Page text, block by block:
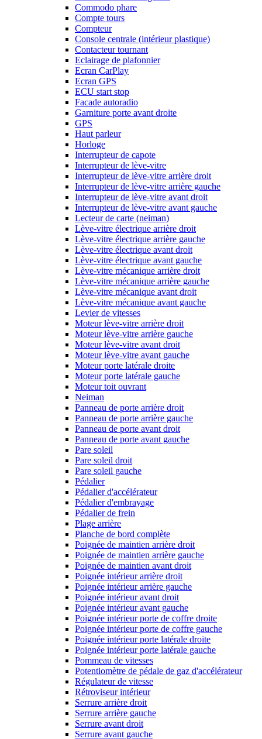
Commodo phare
Compte tours
Compteur
Console centrale (intérieur plastique)
Contacteur tournant
Eclairage de plafonnier
Ecran CarPlay
Ecran GPS
ECU start stop
Facade autoradio
Garniture porte avant droite
GPS
Haut parleur
Horloge
Interrupteur de capote
Interrupteur de lève-vitre
Interrupteur de lève-vitre arrière droit
Interrupteur de lève-vitre arrière gauche
Interrupteur de lève-vitre avant droit
Interrupteur de lève-vitre avant gauche
Lecteur de carte (neiman)
Lève-vitre électrique arrière droit
Lève-vitre électrique arrière gauche
Lève-vitre électrique avant droit
Lève-vitre électrique avant gauche
Lève-vitre mécanique arrière droit
Lève-vitre mécanique arrière gauche
Lève-vitre mécanique avant droit
Lève-vitre mécanique avant gauche
Levier de vitesses
Moteur lève-vitre arrière droit
Moteur lève-vitre arrière gauche
Moteur lève-vitre avant droit
Moteur lève-vitre avant gauche
Moteur porte latérale droite
Moteur porte latérale gauche
Moteur toit ouvrant
Neiman
Panneau de porte arrière droit
Panneau de porte arrière gauche
Panneau de porte avant droit
Panneau de porte avant gauche
Pare soleil
Pare soleil droit
Pare soleil gauche
Pédalier
Pédalier d'accélérateur
Pédalier d'embrayage
Pédalier de frein
Plage arrière
Planche de bord complète
Poignée de maintien arrière droit
Poignée de maintien arrière gauche
Poignée de maintien avant droit
Poignée intérieur arrière droit
Poignée intérieur arrière gauche
Poignée intérieur avant droit
Poignée intérieur avant gauche
Poignée intérieur porte de coffre droite
Poignée intérieur porte de coffre gauche
Poignée intérieur porte latérale droite
Poignée intérieur porte latérale gauche
Pommeau de vitesses
Potentiomètre de pédale de gaz d'accélérateur
Régulateur de vitesse
Rétroviseur intérieur
Serrure arrière droit
Serrure arrière gauche
Serrure avant droit
Serrure avant gauche